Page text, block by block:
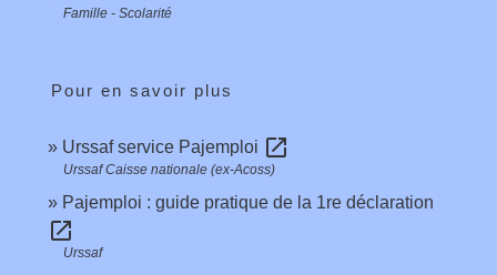
Famille - Scolarité
Pour en savoir plus
Urssaf service Pajemploi open_in_new
Urssaf Caisse nationale (ex-Acoss)
Pajemploi : guide pratique de la 1re déclaration
open_in_new
Urssaf